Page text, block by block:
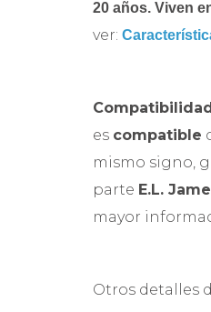
20 años. Viven
ver:
es compatible
mismo signo,
parte E.L.
mayor
Otros detalles